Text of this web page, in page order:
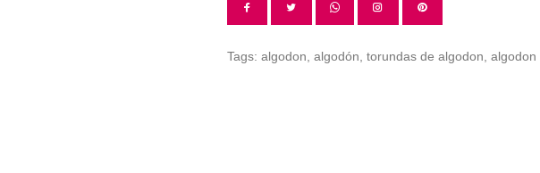
Tags: algodon, algodón, torundas de algodon, algodon